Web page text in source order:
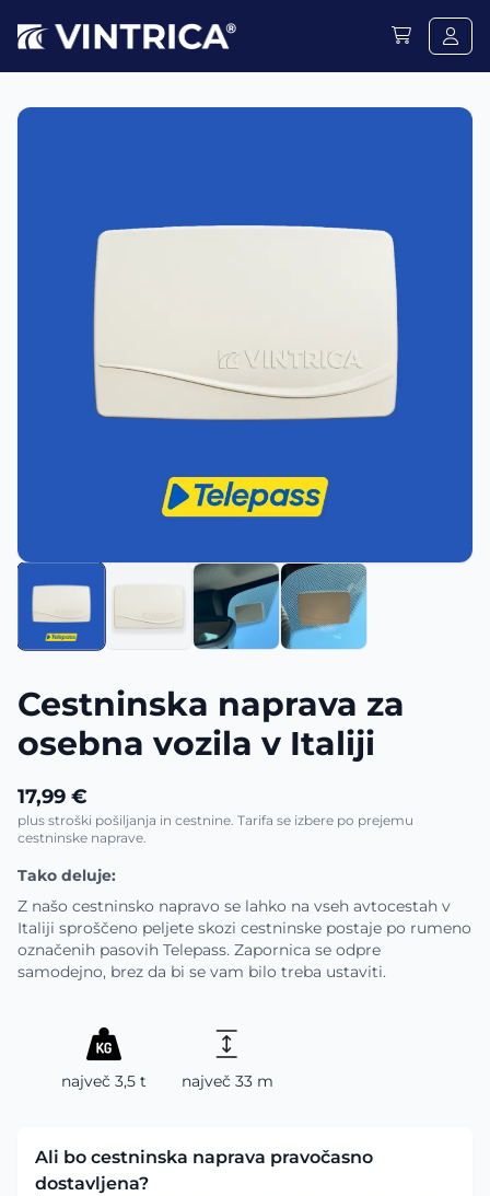
Cestninska naprava za
osebna vozila v Italiji
17,99 €
plus stroški pošiljanja in cestnine. Tarifa se izbere po prejemu
cestninske naprave.
Tako deluje:
Z našo cestninsko napravo se lahko na vseh avtocestah v
Italiji sproščeno peljete skozi cestninske postaje po rumeno
označenih pasovih Telepass. Zapornica se odpre
samodejno, brez da bi se vam bilo treba ustaviti.
največ 3,5 t največ 33 m
Ali bo cestninska naprava pravočasno
dostavljena?